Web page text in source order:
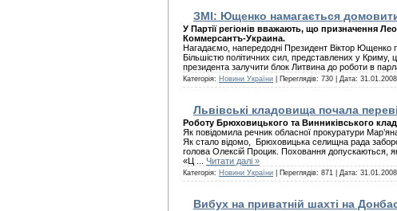
ЗМІ: Ющенко намагається
У Партії регіонів вважають, що призначення
Коммерсантъ-Украина.
Нагадаємо, напередодні Президент Віктор Ющенко
Більшістю політичних сил, представлених у
президента залучити блок Литвина до роботи в
Категорія: Новини України | Переглядів: 730 | Дата:
Львівські кладовища почала
Роботу Брюховицького та Винниківського
Як повідомила речник обласної прокуратури
Як стало відомо, Брюховицька селищна рада
голова Олексій Процик. Поховання допускаються,
«Ц
Читати далі »
Категорія: Новини України | Переглядів: 871 | Дата:
Вибух на приватній шахті на